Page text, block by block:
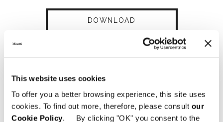
This website uses cookies
To offer you a better browsing experience, this site uses
cookies. To find out more, therefore, please consult our
Cookie Policy. By clicking "OK" you consent to the
DOWNLOAD